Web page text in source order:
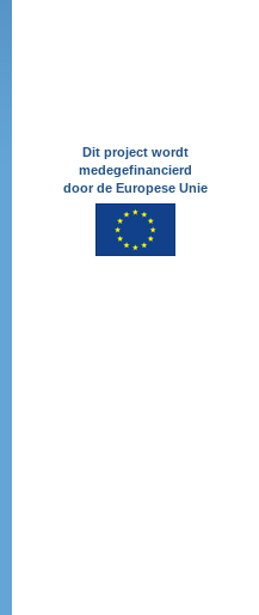
Dit project wordt
medegefinancierd
door de Europese Unie